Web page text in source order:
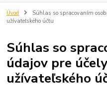
Úvod
Súhlas so spracovaním
užívateľského účtu
Súhlas so
údajov pre
užívateľského